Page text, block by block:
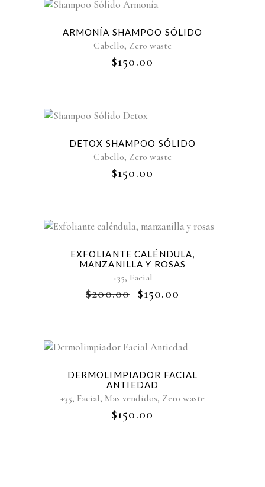
ARMONÍA SHAMPOO SÓLIDO
Cabello, Zero waste
$150.00
DETOX SHAMPOO SÓLIDO
Cabello, Zero waste
$150.00
-25%
EXFOLIANTE CALÉNDULA,
MANZANILLA Y ROSAS
+35, Facial
$200.00 $150.00
Sold
DERMOLIMPIADOR FACIAL
ANTIEDAD
+35, Facial, Mas vendidos, Zero waste
$150.00